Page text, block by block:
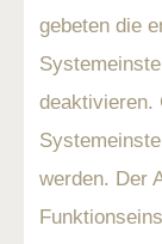
gebeten die
deaktivieren.
werden. Der